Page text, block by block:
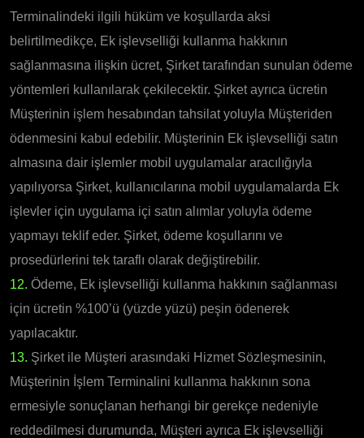
Terminalindeki ilgili hüküm ve koşullarda aksi
belirtilmedikçe, Ek işlevselliği kullanma hakkının
sağlanmasına ilişkin ücret, Şirket tarafından sunulan ödeme
yöntemleri kullanılarak çekilecektir. Şirket ayrıca ücretin
Müşterinin işlem hesabından tahsilat yoluyla Müşteriden
ödenmesini kabul edebilir. Müşterinin Ek işlevselliği satın
almasına dair işlemler mobil uygulamalar aracılığıyla
yapılıyorsa Şirket, kullanıcılarına mobil uygulamalarda Ek
işlevler için uygulama içi satın alımlar yoluyla ödeme
yapmayı teklif eder. Şirket, ödeme koşullarını ve
prosedürlerini tek taraflı olarak değiştirebilir.
12. Ödeme, Ek işlevselliği kullanma hakkının sağlanması
için ücretin %100’ü (yüzde yüzü) peşin ödenerek
yapılacaktır.
13. Şirket ile Müşteri arasındaki Hizmet Sözleşmesinin,
Müşterinin İşlem Terminalini kullanma hakkının sona
ermesiyle sonuçlanan herhangi bir gerekçe nedeniyle
reddedilmesi durumunda, Müşteri ayrıca Ek işlevselliği